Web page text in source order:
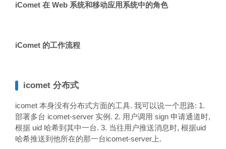
iComet 在 Web 系统和移动应用系统中的角色
iComet 的工作流程
icomet 分布式
icomet 本身没有分布式方面的工具. 我可以说一个思路: 1.
部署多台 icomet-server 实例. 2. 用户调用 sign 申请通道时,
根据 uid 哈希到其中一台. 3. 当往用户推送消息时, 根据uid
哈希推送到他所在的那一台icomet-server上.